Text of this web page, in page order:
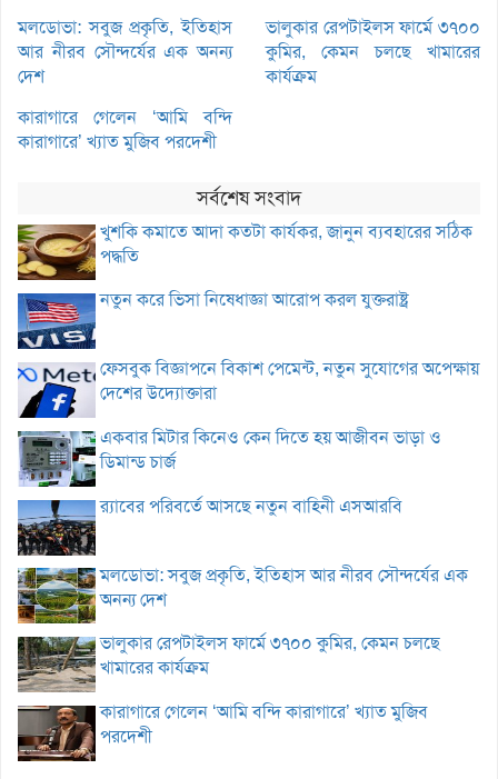
মলডোভা: সবুজ প্রকৃতি, ইতিহাস
আর নীরব সৌন্দর্যের এক অনন্য
দেশ
ভালুকার রেপটাইলস ফার্মে ৩৭০০
কুমির, কেমন চলছে খামারের
কার্যক্রম
কারাগারে গেলেন ‘আমি বন্দি
কারাগারে’ খ্যাত মুজিব পরদেশী
সর্বশেষ সংবাদ
খুশকি কমাতে আদা কতটা কার্যকর, জানুন ব্যবহারের সঠিক
পদ্ধতি
নতুন করে ভিসা নিষেধাজ্ঞা আরোপ করল যুক্তরাষ্ট্র
ফেসবুক বিজ্ঞাপনে বিকাশ পেমেন্ট, নতুন সুযোগের অপেক্ষায়
দেশের উদ্যোক্তারা
একবার মিটার কিনেও কেন দিতে হয় আজীবন ভাড়া ও
ডিমান্ড চার্জ
র‌্যাবের পরিবর্তে আসছে নতুন বাহিনী এসআরবি
মলডোভা: সবুজ প্রকৃতি, ইতিহাস আর নীরব সৌন্দর্যের এক
অনন্য দেশ
ভালুকার রেপটাইলস ফার্মে ৩৭০০ কুমির, কেমন চলছে
খামারের কার্যক্রম
কারাগারে গেলেন ‘আমি বন্দি কারাগারে’ খ্যাত মুজিব
পরদেশী